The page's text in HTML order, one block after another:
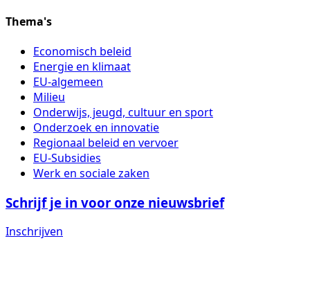
Thema's
Economisch beleid
Energie en klimaat
EU-algemeen
Milieu
Onderwijs, jeugd, cultuur en sport
Onderzoek en innovatie
Regionaal beleid en vervoer
EU-Subsidies
Werk en sociale zaken
Schrijf je in voor onze nieuwsbrief
Inschrijven